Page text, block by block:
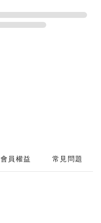
會員權益 常見問題